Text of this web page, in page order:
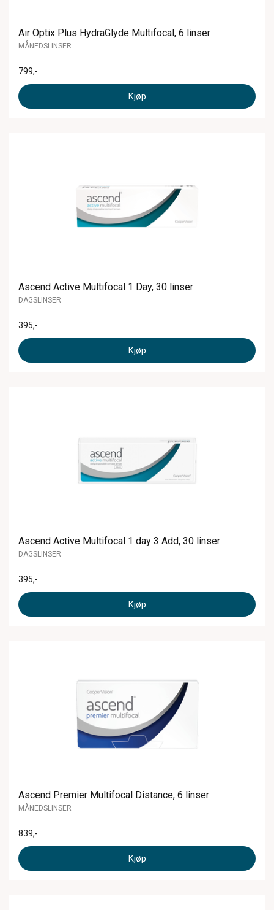
Air Optix Plus HydraGlyde Multifocal, 6 linser
MÅNEDSLINSER
799,-
Kjøp
Ascend Active Multifocal 1 Day, 30 linser
DAGSLINSER
395,-
Kjøp
Ascend Active Multifocal 1 day 3 Add, 30 linser
DAGSLINSER
395,-
Kjøp
Ascend Premier Multifocal Distance, 6 linser
MÅNEDSLINSER
839,-
Kjøp